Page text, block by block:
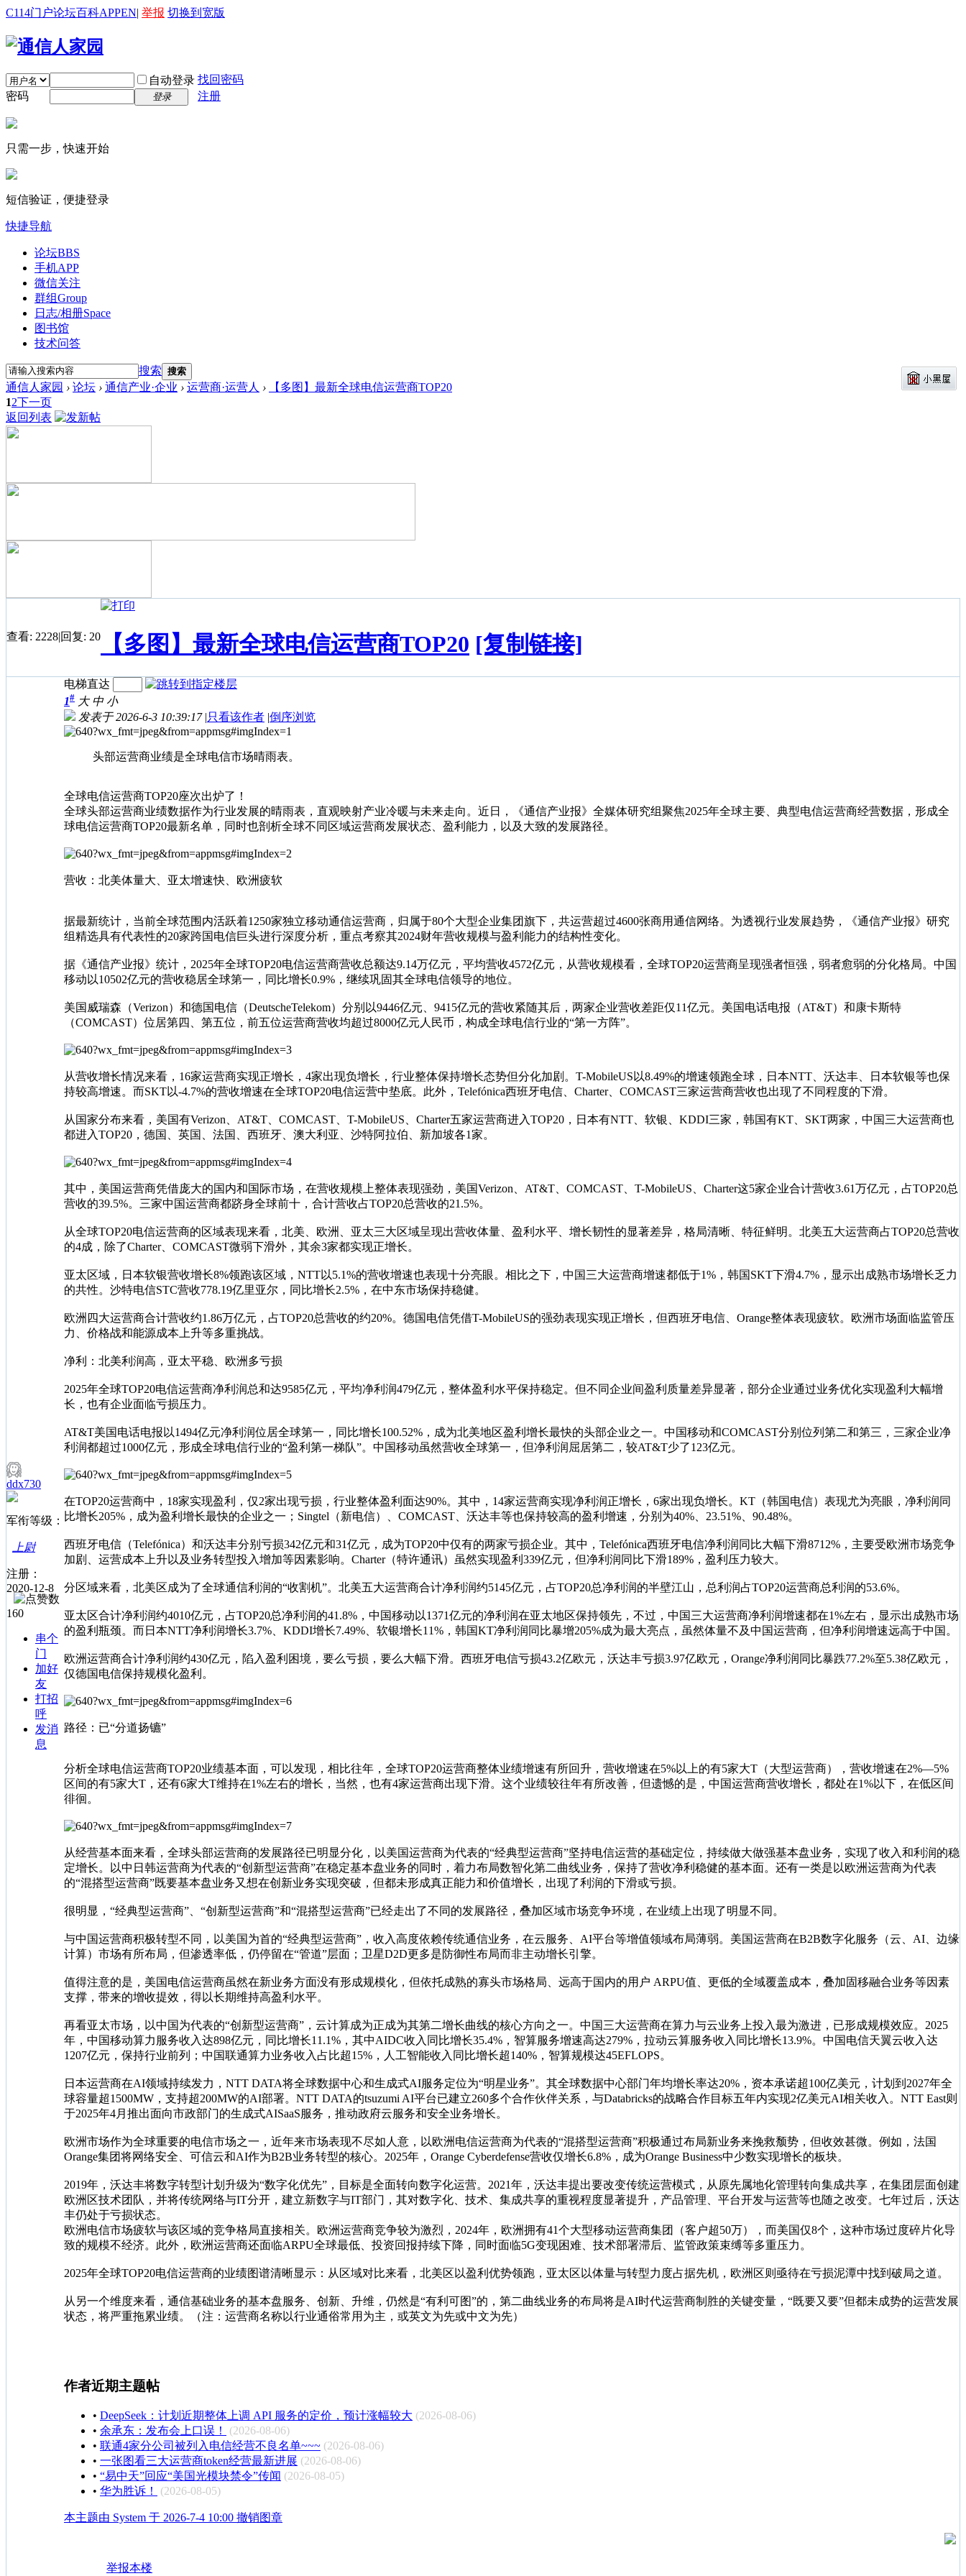
C114门户论坛百科APPEN| 举报 切换到宽版
自动登录 找回密码
密码
登录 注册
只需一步，快速开始
短信验证，便捷登录
快捷导航
论坛BBS
手机APP
微信关注
群组Group
日志/相册Space
图书馆
技术问答
搜索 搜索
通信人家园 › 论坛 › 通信产业·企业 › 运营商·运营人 ›
【多图】最新全球电信运营商TOP20
12下一页
返回列表
查看: 2228|回复: 20 【多图】最新全球电信运营商TOP20 [复制链接]
ddx730
军衔等级：
上尉
注册：
2020-12-8
160
串个
门
加好
友
打招
呼
发消
息
电梯直达
1# 大 中 小
发表于 2026-6-3 10:39:17 |只看该作者 |倒序浏览
头部运营商业绩是全球电信市场晴雨表。
全球电信运营商TOP20座次出炉了！
全球头部运营商业绩数据作为行业发展的晴雨表，直观映射产业冷暖与未来走向。近日，《通信产业报》全媒体研究组聚焦2025年全球主要、典型电信运营商经营数据，形成全
球电信运营商TOP20最新名单，同时也剖析全球不同区域运营商发展状态、盈利能力，以及大致的发展路径。
营收：北美体量大、亚太增速快、欧洲疲软
据最新统计，当前全球范围内活跃着1250家独立移动通信运营商，归属于80个大型企业集团旗下，共运营超过4600张商用通信网络。为透视行业发展趋势，《通信产业报》研究
组精选具有代表性的20家跨国电信巨头进行深度分析，重点考察其2024财年营收规模与盈利能力的结构性变化。
据《通信产业报》统计，2025年全球TOP20电信运营商营收总额达9.14万亿元，平均营收4572亿元，从营收规模看，全球TOP20运营商呈现‌强者恒强，弱者愈弱的分化格局。中国
移动以10502亿元的营收稳居全球第一，同比增长0.9%，继续巩固其全球电信领导的地位。
美国威瑞森（Verizon）和德国电信（DeutscheTelekom）分别以9446亿元、9415亿元的营收紧随其后，两家企业营收差距仅11亿元。美国电话电报（AT&T）和康卡斯特
（COMCAST）位居第四、第五位，前五位运营商营收均超过8000亿元人民币，构成全球电信行业的“第一方阵”。
从营收增长情况来看，16家运营商实现正增长，4家出现负增长，行业整体保持增长态势但分化加剧。T-MobileUS以8.49%的增速领跑全球，日本NTT、沃达丰、日本软银等也保
持较高增速。而SKT以-4.7%的营收增速在全球TOP20电信运营中垫底。此外，Telefónica西班牙电信、Charter、COMCAST三家运营商营收也出现了不同程度的下滑。
从国家分布来看，美国有Verizon、AT&T、COMCAST、T-MobileUS、Charter五家运营商进入TOP20，日本有NTT、软银、KDDI三家，韩国有KT、SKT两家，中国三大运营商也
都进入TOP20，德国、英国、法国、西班牙、澳大利亚、沙特阿拉伯、新加坡各1家。
其中，美国运营商凭借庞大的国内和国际市场，在营收规模上整体表现强劲，美国Verizon、AT&T、COMCAST、T-MobileUS、Charter这5家企业合计营收3.61万亿元，占TOP20总
营收的39.5%。三家中国运营商都跻身全球前十，合计营收占TOP20总营收的21.5%。
从全球TOP20电信运营商的区域表现来看，北美、欧洲、亚太三大区域呈现出营收体量、盈利水平、增长韧性的显著差异，格局清晰、特征鲜明。北美五大运营商占TOP20总营收
的4成，除了Charter、COMCAST微弱下滑外，其余3家都实现正增长。
亚太区域，日本软银营收增长8%领跑该区域，NTT以5.1%的营收增速也表现十分亮眼。相比之下，中国三大运营商增速都低于1%，韩国SKT下滑4.7%，显示出成熟市场增长乏力
的共性。沙特电信STC营收778.19亿里亚尔，同比增长2.5%，在中东市场保持稳健。
欧洲四大运营商合计营收约1.86万亿元，占TOP20总营收的约20%。德国电信凭借T-MobileUS的强劲表现实现正增长，但西班牙电信、Orange整体表现疲软。欧洲市场面临监管压
力、价格战和能源成本上升等多重挑战。
净利：北美利润高，亚太平稳、欧洲多亏损
2025年全球TOP20电信运营商净利润总和达9585亿元，平均净利润479亿元，整体盈利水平保持稳定。但不同企业间盈利质量差异显著，部分企业通过业务优化实现盈利大幅增
长，也有企业面临亏损压力。
AT&T美国电话电报以1494亿元净利润位居全球第一，同比增长100.52%，成为北美地区盈利增长最快的头部企业之一。中国移动和COMCAST分别位列第二和第三，三家企业净
利润都超过1000亿元，形成全球电信行业的“盈利第一梯队”。中国移动虽然营收全球第一，但净利润屈居第二，较AT&T少了123亿元。
在TOP20运营商中，18家实现盈利，仅2家出现亏损，行业整体盈利面达90%。其中，14家运营商实现净利润正增长，6家出现负增长。KT（韩国电信）表现尤为亮眼，净利润同
比增长205%，成为盈利增长最快的企业之一；Singtel（新电信）、COMCAST、沃达丰等也保持较高的盈利增速，分别为40%、23.51%、90.48%。
西班牙电信（Telefónica）和沃达丰分别亏损342亿元和31亿元，成为TOP20中仅有的两家亏损企业。其中，Telefónica西班牙电信净利润同比大幅下滑8712%，主要受欧洲市场竞争
加剧、运营成本上升以及业务转型投入增加等因素影响。Charter（特许通讯）虽然实现盈利339亿元，但净利润同比下滑189%，盈利压力较大。
分区域来看，北美区成为了全球通信利润的“收割机”。北美五大运营商合计净利润约5145亿元，占TOP20总净利润的半壁江山，总利润占TOP20运营商总利润的53.6%。
亚太区合计净利润约4010亿元，占TOP20总净利润的41.8%，中国移动以1371亿元的净利润在亚太地区保持领先，不过，中国三大运营商净利润增速都在1%左右，显示出成熟市场
的盈利瓶颈。而日本NTT净利润增长3.7%、KDDI增长7.49%、软银增长11%，韩国KT净利润同比暴增205%成为最大亮点，虽然体量不及中国运营商，但净利润增速远高于中国。
欧洲运营商合计净利润约430亿元，陷入盈利困境，要么亏损，要么大幅下滑。西班牙电信亏损43.2亿欧元，沃达丰亏损3.97亿欧元，Orange净利润同比暴跌77.2%至5.38亿欧元，
仅德国电信保持规模化盈利。
路径：已“分道扬镳”
分析全球电信运营商TOP20业绩基本面，可以发现，相比往年，全球TOP20运营商整体业绩增速有所回升，营收增速在5%以上的有5家大T（大型运营商），营收增速在2%—5%
区间的有5家大T，还有6家大T维持在1%左右的增长，当然，也有4家运营商出现下滑。这个业绩较往年有所改善，但遗憾的是，中国运营商营收增长，都处在1%以下，在低区间
徘徊。
从经营基本面来看，全球头部运营商的发展路径已明显分化，以美国运营商为代表的“经典型运营商”坚持电信运营的基础定位，持续做大做强基本盘业务，实现了收入和利润的稳
定增长。以中日韩运营商为代表的“创新型运营商”在稳定基本盘业务的同时，着力布局数智化第二曲线业务，保持了营收净利稳健的基本面。还有一类是以欧洲运营商为代表
的“混搭型运营商”既要基本盘业务又想在创新业务实现突破，但都未形成真正能力和价值增长，出现了利润的下滑或亏损。
很明显，“经典型运营商”、“创新型运营商”和“混搭型运营商”已经走出了不同的发展路径，叠加区域市场竞争环境，在业绩上出现了明显不同。
与中国运营商积极转型不同，以美国为首的“经典型运营商”，收入高度依赖传统通信业务，在云服务、AI平台等增值领域布局薄弱。美国运营商在B2B数字化服务（云、AI、边缘
计算）市场有所布局，但渗透率低，仍停留在“管道”层面；卫星D2D更多是防御性布局而非主动增长引擎。
值得注意的是，美国电信运营商虽然在新业务方面没有形成规模化，但依托成熟的寡头市场格局、远高于国内的用户 ARPU值、更低的全域覆盖成本，叠加固移融合业务等因素
支撑，带来的增收提效，得以长期维持高盈利水平。
再看亚太市场，以中国为代表的“创新型运营商”，云计算成为正成为其第二增长曲线的核心方向之一。中国三大运营商在算力与云业务上投入最为激进，已形成规模效应。2025
年，中国移动算力服务收入达898亿元，同比增长11.1%，其中AIDC收入同比增长35.4%，智算服务增速高达279%，拉动云算服务收入同比增长13.9%。中国电信天翼云收入达
1207亿元，保持行业前列；中国联通算力业务收入占比超15%，人工智能收入同比增长超140%，智算规模达45EFLOPS。
日本运营商在AI领域持续发力，NTT DATA将全球数据中心和生成式AI服务定位为“明星业务”。其全球数据中心部门年均增长率达20%，资本承诺超100亿美元，计划到2027年全
球容量超1500MW，支持超200MW的AI部署。NTT DATA的tsuzumi AI平台已建立260多个合作伙伴关系，与Databricks的战略合作目标五年内实现2亿美元AI相关收入。NTT East则
于2025年4月推出面向市政部门的生成式AISaaS服务，推动政府云服务和安全业务增长。
欧洲市场作为全球重要的电信市场之一，近年来市场表现不尽如人意，以欧洲电信运营商为代表的“混搭型运营商”积极通过布局新业务来挽救颓势，但收效甚微。例如，法国
Orange集团将网络安全、可信云和AI作为B2B业务转型的核心。2025年，Orange Cyberdefense营收仅增长6.8%，成为Orange Business中少数实现增长的板块。
2019年，沃达丰将数字转型计划升级为“数字化优先”，目标是全面转向数字化运营。2021年，沃达丰提出要改变传统运营模式，从原先属地化管理转向集成共享，在集团层面创建
欧洲区技术团队，并将传统网络与IT分开，建立新数字与IT部门，其对数字化、技术、集成共享的重视程度显著提升，产品管理、平台开发与运营等也随之改变。七年过后，沃达
丰仍处于亏损状态。
欧洲电信市场疲软与该区域的竞争格局直接相关。欧洲运营商竞争较为激烈，2024年，欧洲拥有41个大型移动运营商集团（客户超50万），而美国仅8个，这种市场过度碎片化导
致的规模不经济。此外，欧洲运营商还面临ARPU全球最低、投资回报持续下降，同时面临5G变现困难、技术部署滞后、监管政策束缚等多重压力。
2025年全球TOP20电信运营商的业绩图谱清晰显示：从区域对比来看，北美区以盈利优势领跑，亚太区以体量与转型力度占据先机，欧洲区则亟待在亏损泥潭中找到破局之道。
从另一个维度来看，通信基础业务的基本盘服务、创新、升维，仍然是“有利可图”的，第二曲线业务的布局将是AI时代运营商制胜的关键变量，“既要又要”但都未成势的运营发展
状态，将严重拖累业绩。（注：运营商名称以行业通俗常用为主，或英文为先或中文为先）
作者近期主题帖
• DeepSeek：计划近期整体上调 API 服务的定价，预计涨幅较大 (2026-08-06)
• 余承东：发布会上口误！
(2026-08-06)
• 联通4家分公司被列入电信经营不良名单~~~ (2026-08-06)
• 一张图看三大运营商token经营最新进展 (2026-08-06)
• “易中天”回应“美国光模块禁令”传闻 (2026-08-05)
• 华为胜诉！ (2026-08-05)
本主题由 System 于 2026-7-4 10:00 撤销图章
举报本楼